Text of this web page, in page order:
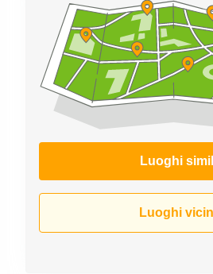
Milano
Affitto
Meeting
Firenze
Coworking
in affitto su
Luoghi
Luoghi